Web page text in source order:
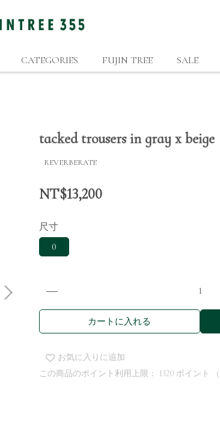
CATEGORIES FUJIN TREE SALE
tacked trousers in gray x beige
REVERBERATE
NT$13,200
尺寸
0
カートに入れる
お気に入りに追加
この商品のポイント利用上限：
1320 ポイント （